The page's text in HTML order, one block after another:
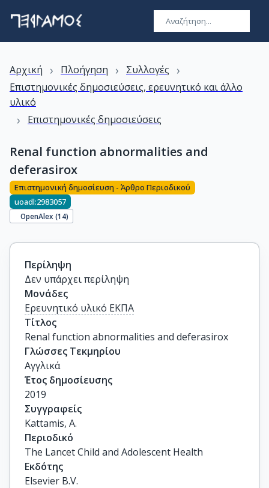
Αρχική › Πλοήγηση › Συλλογές ›
Επιστημονικές δημοσιεύσεις, ερευνητικό και άλλο
υλικό
› Επιστημονικές δημοσιεύσεις
Renal function abnormalities and
deferasirox
Επιστημονική δημοσίευση - Άρθρο Περιοδικού
uoadl:2983057
OpenAlex (14)
Περίληψη
Δεν υπάρχει περίληψη
Μονάδες
Ερευνητικό υλικό ΕΚΠΑ
Τίτλος
Renal function abnormalities and deferasirox
Γλώσσες Τεκμηρίου
Αγγλικά
Έτος δημοσίευσης
2019
Συγγραφείς
Kattamis, A.
Περιοδικό
The Lancet Child and Adolescent Health
Εκδότης
Elsevier B.V.